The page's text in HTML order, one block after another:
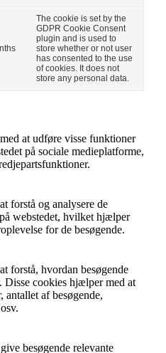
The cookie is set by the
GDPR Cookie Consent
plugin and is used to
store whether or not user
has consented to the use
of cookies. It does not
store any personal data.
at udføre visse funktioner
på sociale medieplatforme,
forstå og analysere de
webstedet, hvilket hjælper
for de besøgende.
forstå, hvordan besøgende
Disse cookies hjælper med at
af besøgende,
besøgende relevante